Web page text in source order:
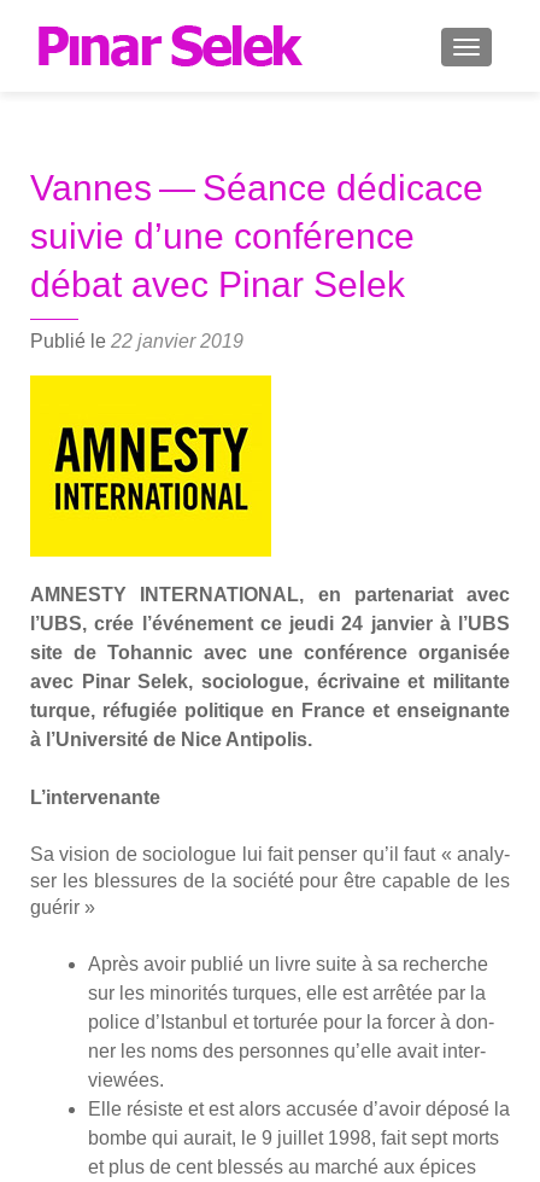
Vannes — Séance dédicace
suivie d’une conférence
débat avec Pinar Selek
Publié le 22 janvier 2019
AMNESTY INTERNATIONAL, en par­te­na­riat avec
l’UBS, crée l’événement ce jeu­di 24 jan­vier à l’UBS
site de Tohan­nic avec une confé­rence orga­ni­sée
avec Pinar Selek, socio­logue, écri­vaine et mili­tante
turque, réfu­giée poli­tique en France et ensei­gnante
à l’Université de Nice Anti­po­lis.
L’in­ter­ve­nante
Sa vision de socio­logue lui fait pen­ser qu’il faut « ana­ly­
ser les bles­sures de la socié­té pour être capable de les
gué­rir »
Après avoir publié un livre suite à sa recherche
sur les mino­ri­tés turques, elle est arrê­tée par la
police d’Istanbul et tor­tu­rée pour la for­cer à don­
ner les noms des per­sonnes qu’elle avait inter­
viewées.
Elle résiste et est alors accu­sée d’avoir dépo­sé la
bombe qui aurait, le 9 juillet 1998, fait sept morts
et plus de cent bles­sés au mar­ché aux épices